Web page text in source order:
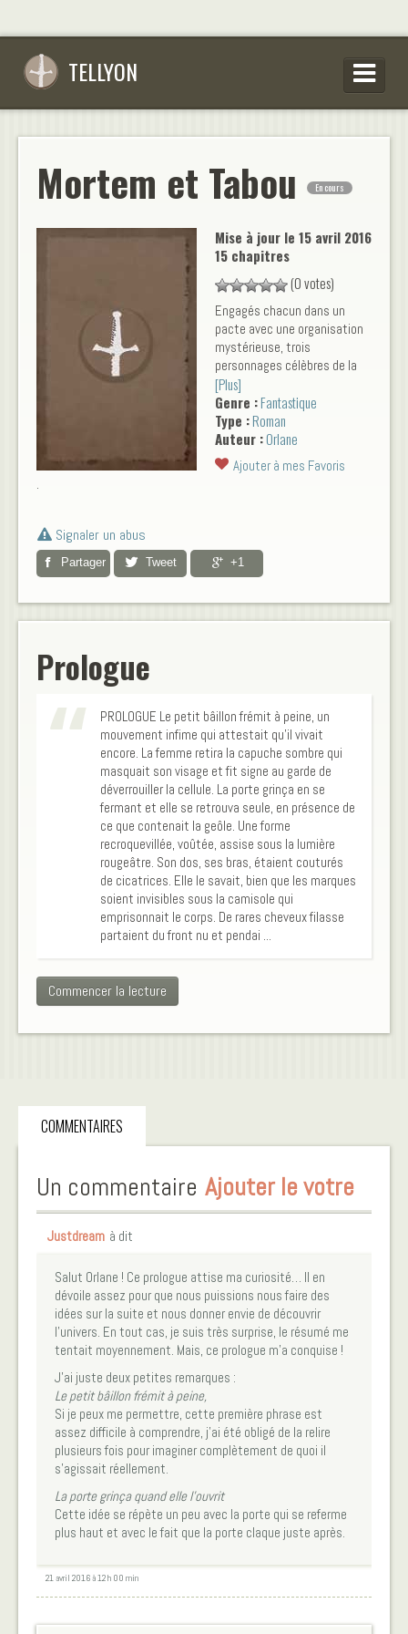
TELLYON
SE CONNECTER
S’INSCRIRE
CONSEILS D’ÉCRITURES
Mortem et Tabou En cours
Mise à jour le 15 avril 2016
15 chapitres
(0 votes)
Engagés chacun dans un
pacte avec une organisation
mystérieuse, trois
personnages célèbres de la
littérature d'horreur
rencontrent régulièrement
Angélique Darmonde,
psychanalyste de l’occulte.
Tous sont embarqués à leur
insu dans une expérience
accord...Car dans le grenier de
la psychanalyste, une étrange
expériences couvent à l’abri
des regards.
[Plus]
Genre :Fantastique
Type :Roman
Auteur :Orlane
Ajouter à mes Favoris
Signaler un abus
Partager Tweet +1
Prologue
PROLOGUE Le petit bâillon frémit à peine, un
mouvement infime qui attestait qu'il vivait
encore. La femme retira la capuche sombre qui
masquait son visage et fit signe au garde de
déverrouiller la cellule. La porte grinça en se
fermant et elle se retrouva seule, en présence de
ce que contenait la geôle. Une forme
recroquevillée, voûtée, assise sous la lumière
rougeâtre. Son dos, ses bras, étaient couturés
de cicatrices. Elle le savait, bien que les marques
soient invisibles sous la camisole qui
emprisonnait le corps. De rares cheveux filasse
partaient du front nu et pendai ...
Commencer la lecture
COMMENTAIRES
Un commentaire Ajouter le votre
Justdream à dit
Salut Orlane ! Ce prologue attise ma curiosité… Il en
dévoile assez pour que nous puissions nous faire des
idées sur la suite et nous donner envie de découvrir
l’univers. En tout cas, je suis très surprise, le résumé me
tentait moyennement. Mais, ce prologue m’a conquise !
J’ai juste deux petites remarques :
Le petit bâillon frémit à peine,
Si je peux me permettre, cette première phrase est
assez difficile à comprendre, j’ai été obligé de la relire
plusieurs fois pour imaginer complètement de quoi il
s’agissait réellement.
La porte grinça quand elle l’ouvrit
Cette idée se répète un peu avec la porte qui se referme
plus haut et avec le fait que la porte claque juste après.
21 avril 2016 à 12 h 00 min